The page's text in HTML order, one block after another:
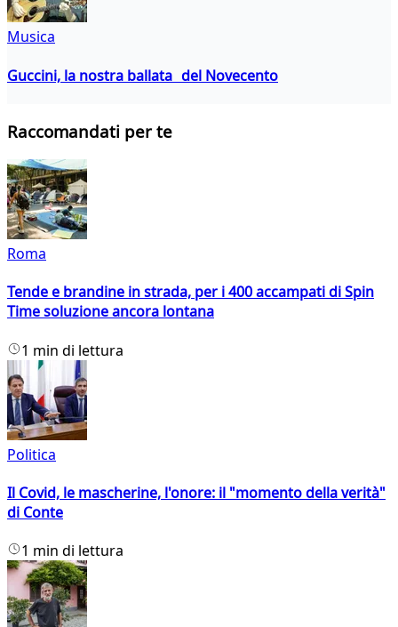
Musica
Guccini, la nostra ballata del Novecento
Raccomandati per te
Roma
Tende e brandine in strada, per i 400 accampati di Spin
Time soluzione ancora lontana
1 min di lettura
Politica
Il Covid, le mascherine, l'onore: il "momento della verità"
di Conte
1 min di lettura